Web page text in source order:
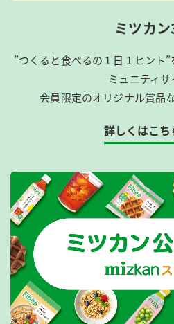
ミツカ
”つくると食べるの１日１ヒント
ミュニティサ
会員限定のオリジナル賞品
詳しくはこち